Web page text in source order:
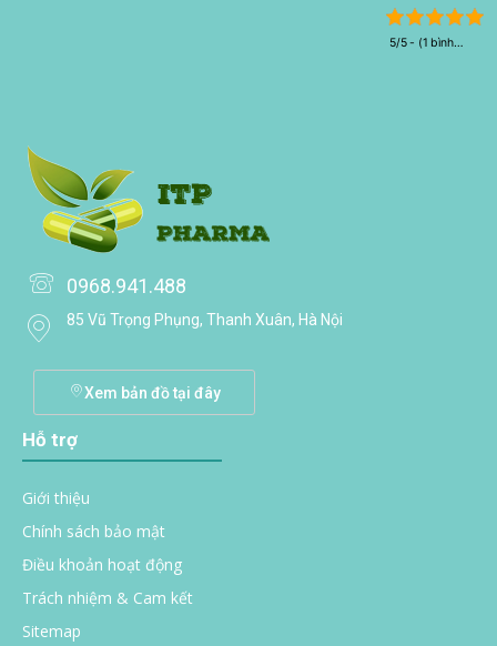
5/5 - (1 bình
0968.941.488
85 Vũ Trọng Phụng, Thanh Xuân, Hà Nội
Xem bản đồ tại đây
Hỗ trợ
Giới thiệu
Chính sách bảo mật
Điều khoản hoạt động
Trách nhiệm & Cam kết
Sitemap